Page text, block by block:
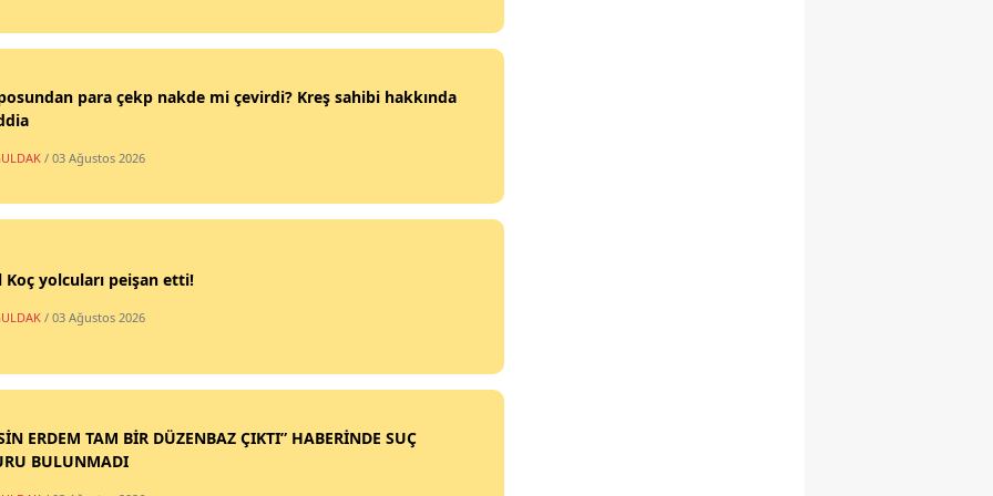
para çekp nakde mi çevirdi? Kreş sahibi hakkında
/ 03 Ağustos 2026
Koç yolcuları peişan etti!
/ 03 Ağustos 2026
ERDEM TAM BİR DÜZENBAZ ÇIKTI” HABERİNDE SUÇ
BULUNMADI